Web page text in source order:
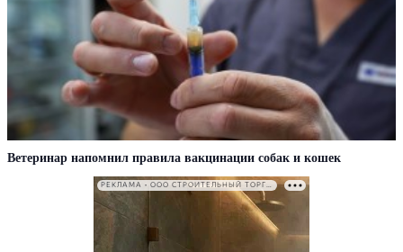
Ветеринар напомнил правила вакцинации собак и кошек
РЕКЛАМА • ООО СТРОИТЕЛЬНЫЙ ТОРГОВЫЙ ДОМ «ПЕТРОВИЧ». ИНН: 7802348846